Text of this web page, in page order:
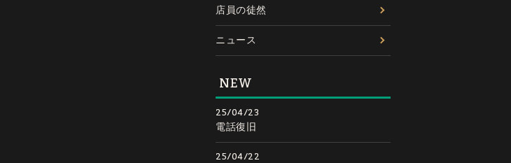
店員の徒然
ニュース
NEW
25/04/23
電話復旧
25/04/22